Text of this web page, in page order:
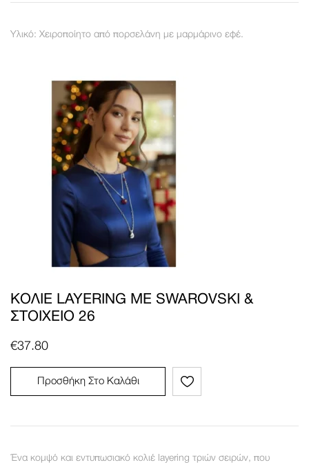
Υλικό: Χειροποίητο από πορσελάνη με μαρμάρινο εφέ.
ΚΟΛΙΈ LAYERING ΜΕ SWAROVSKI &
ΣΤΟΙΧΕΊΟ 26
€37.80
Προσθήκη Στο Καλάθι
Ένα κομψό και εντυπωσιακό κολιέ layering τριών σειρών, που